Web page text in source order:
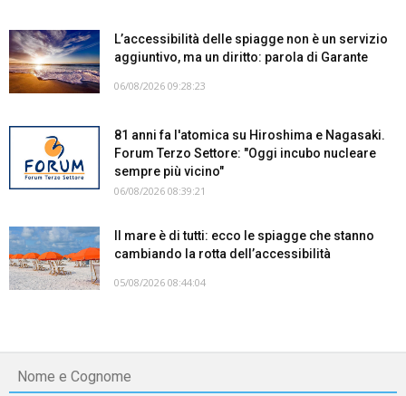
L’accessibilità delle spiagge non è un servizio
aggiuntivo, ma un diritto: parola di Garante
06/08/2026 09:28:23
81 anni fa l'atomica su Hiroshima e Nagasaki.
Forum Terzo Settore: "Oggi incubo nucleare
sempre più vicino"
06/08/2026 08:39:21
Il mare è di tutti: ecco le spiagge che stanno
cambiando la rotta dell’accessibilità
05/08/2026 08:44:04